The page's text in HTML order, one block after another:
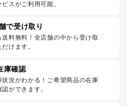
スがご利用可能。
で受け取り
料無料！全店舗の中から受け取
けます。
庫確認
況がわかる！ご希望商品の在庫
ができます。